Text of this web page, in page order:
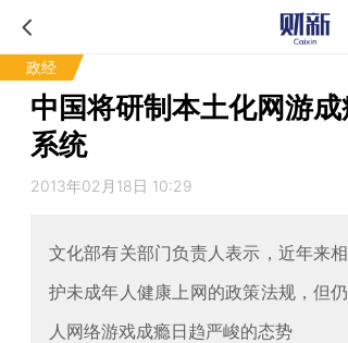
政经
中国将研制本土化网游
系统
2013年02月18日 10:29
文化部有关部门负责人表示，近年来
护未成年人健康上网的政策法规，但
人网络游戏成瘾日趋严峻的态势